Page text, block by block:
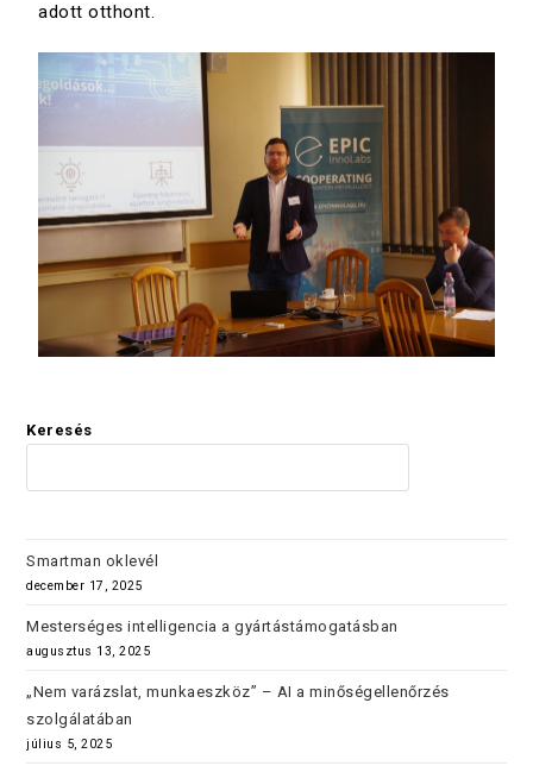
adott otthont.
Keresés
Smartman oklevél
december 17, 2025
Mesterséges intelligencia a gyártástámogatásban
augusztus 13, 2025
„Nem varázslat, munkaeszköz” – AI a minőségellenőrzés
szolgálatában
július 5, 2025